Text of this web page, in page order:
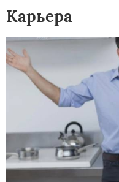
Карьера